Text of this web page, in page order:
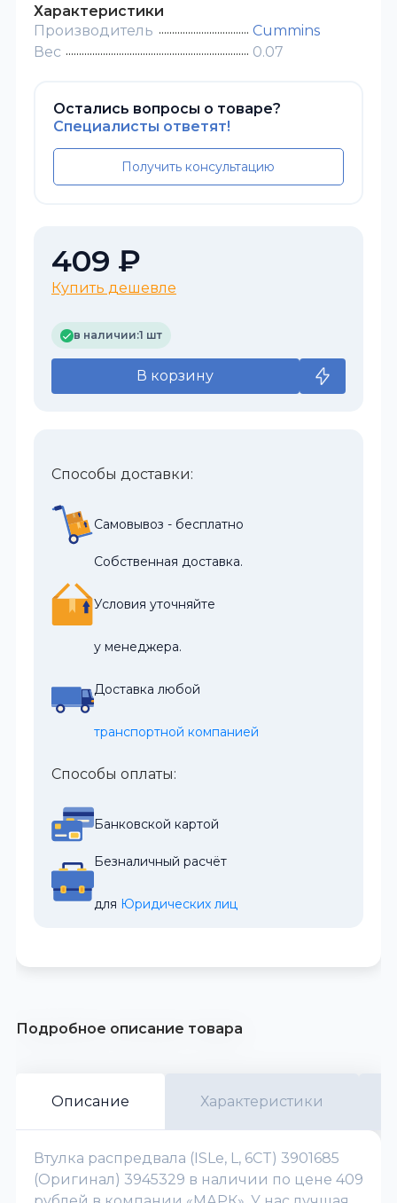
Характеристики
Производитель
Cummins
Вес
0.07
Остались вопросы о товаре?
Специалисты ответят!
Получить консультацию
409 ₽
Купить дешевле
в наличии:1 шт
В корзину
Способы доставки:
Самовывоз - бесплатно
Собственная доставка.
Условия уточняйте
у менеджера.
Доставка любой
транспортной компанией
Способы оплаты:
Банковской картой
Безналичный расчёт
для Юридических лиц
Подробное описание товара
Описание Характеристики
Втулка распредвала (ISLe, L, 6CT) 3901685
(Оригинал) 3945329 в наличии по цене 409